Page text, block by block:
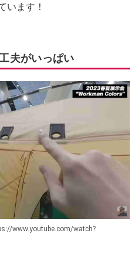
います！
夫がいっぱい
www.youtube.com/watch?